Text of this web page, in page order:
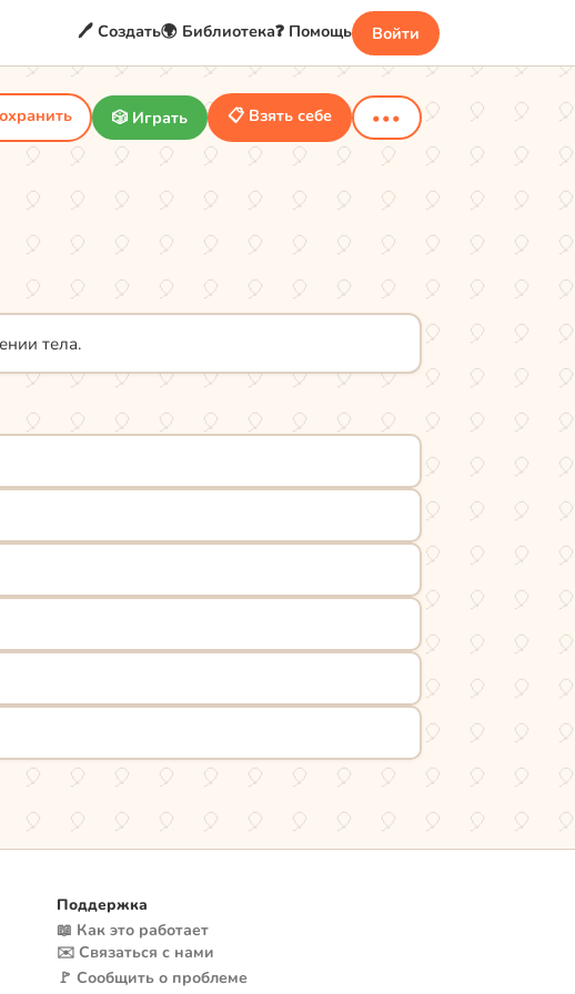
🖊️ Создать🌍 Библиотека❓ Помощь Войти
🎲 Играть 📋 Взять себе •••
тела.
Поддержка
📖 Как это работает
✉️ Связаться с нами
🚩 Сообщить о проблеме